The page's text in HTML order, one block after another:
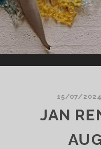
15/07/2024
JAN